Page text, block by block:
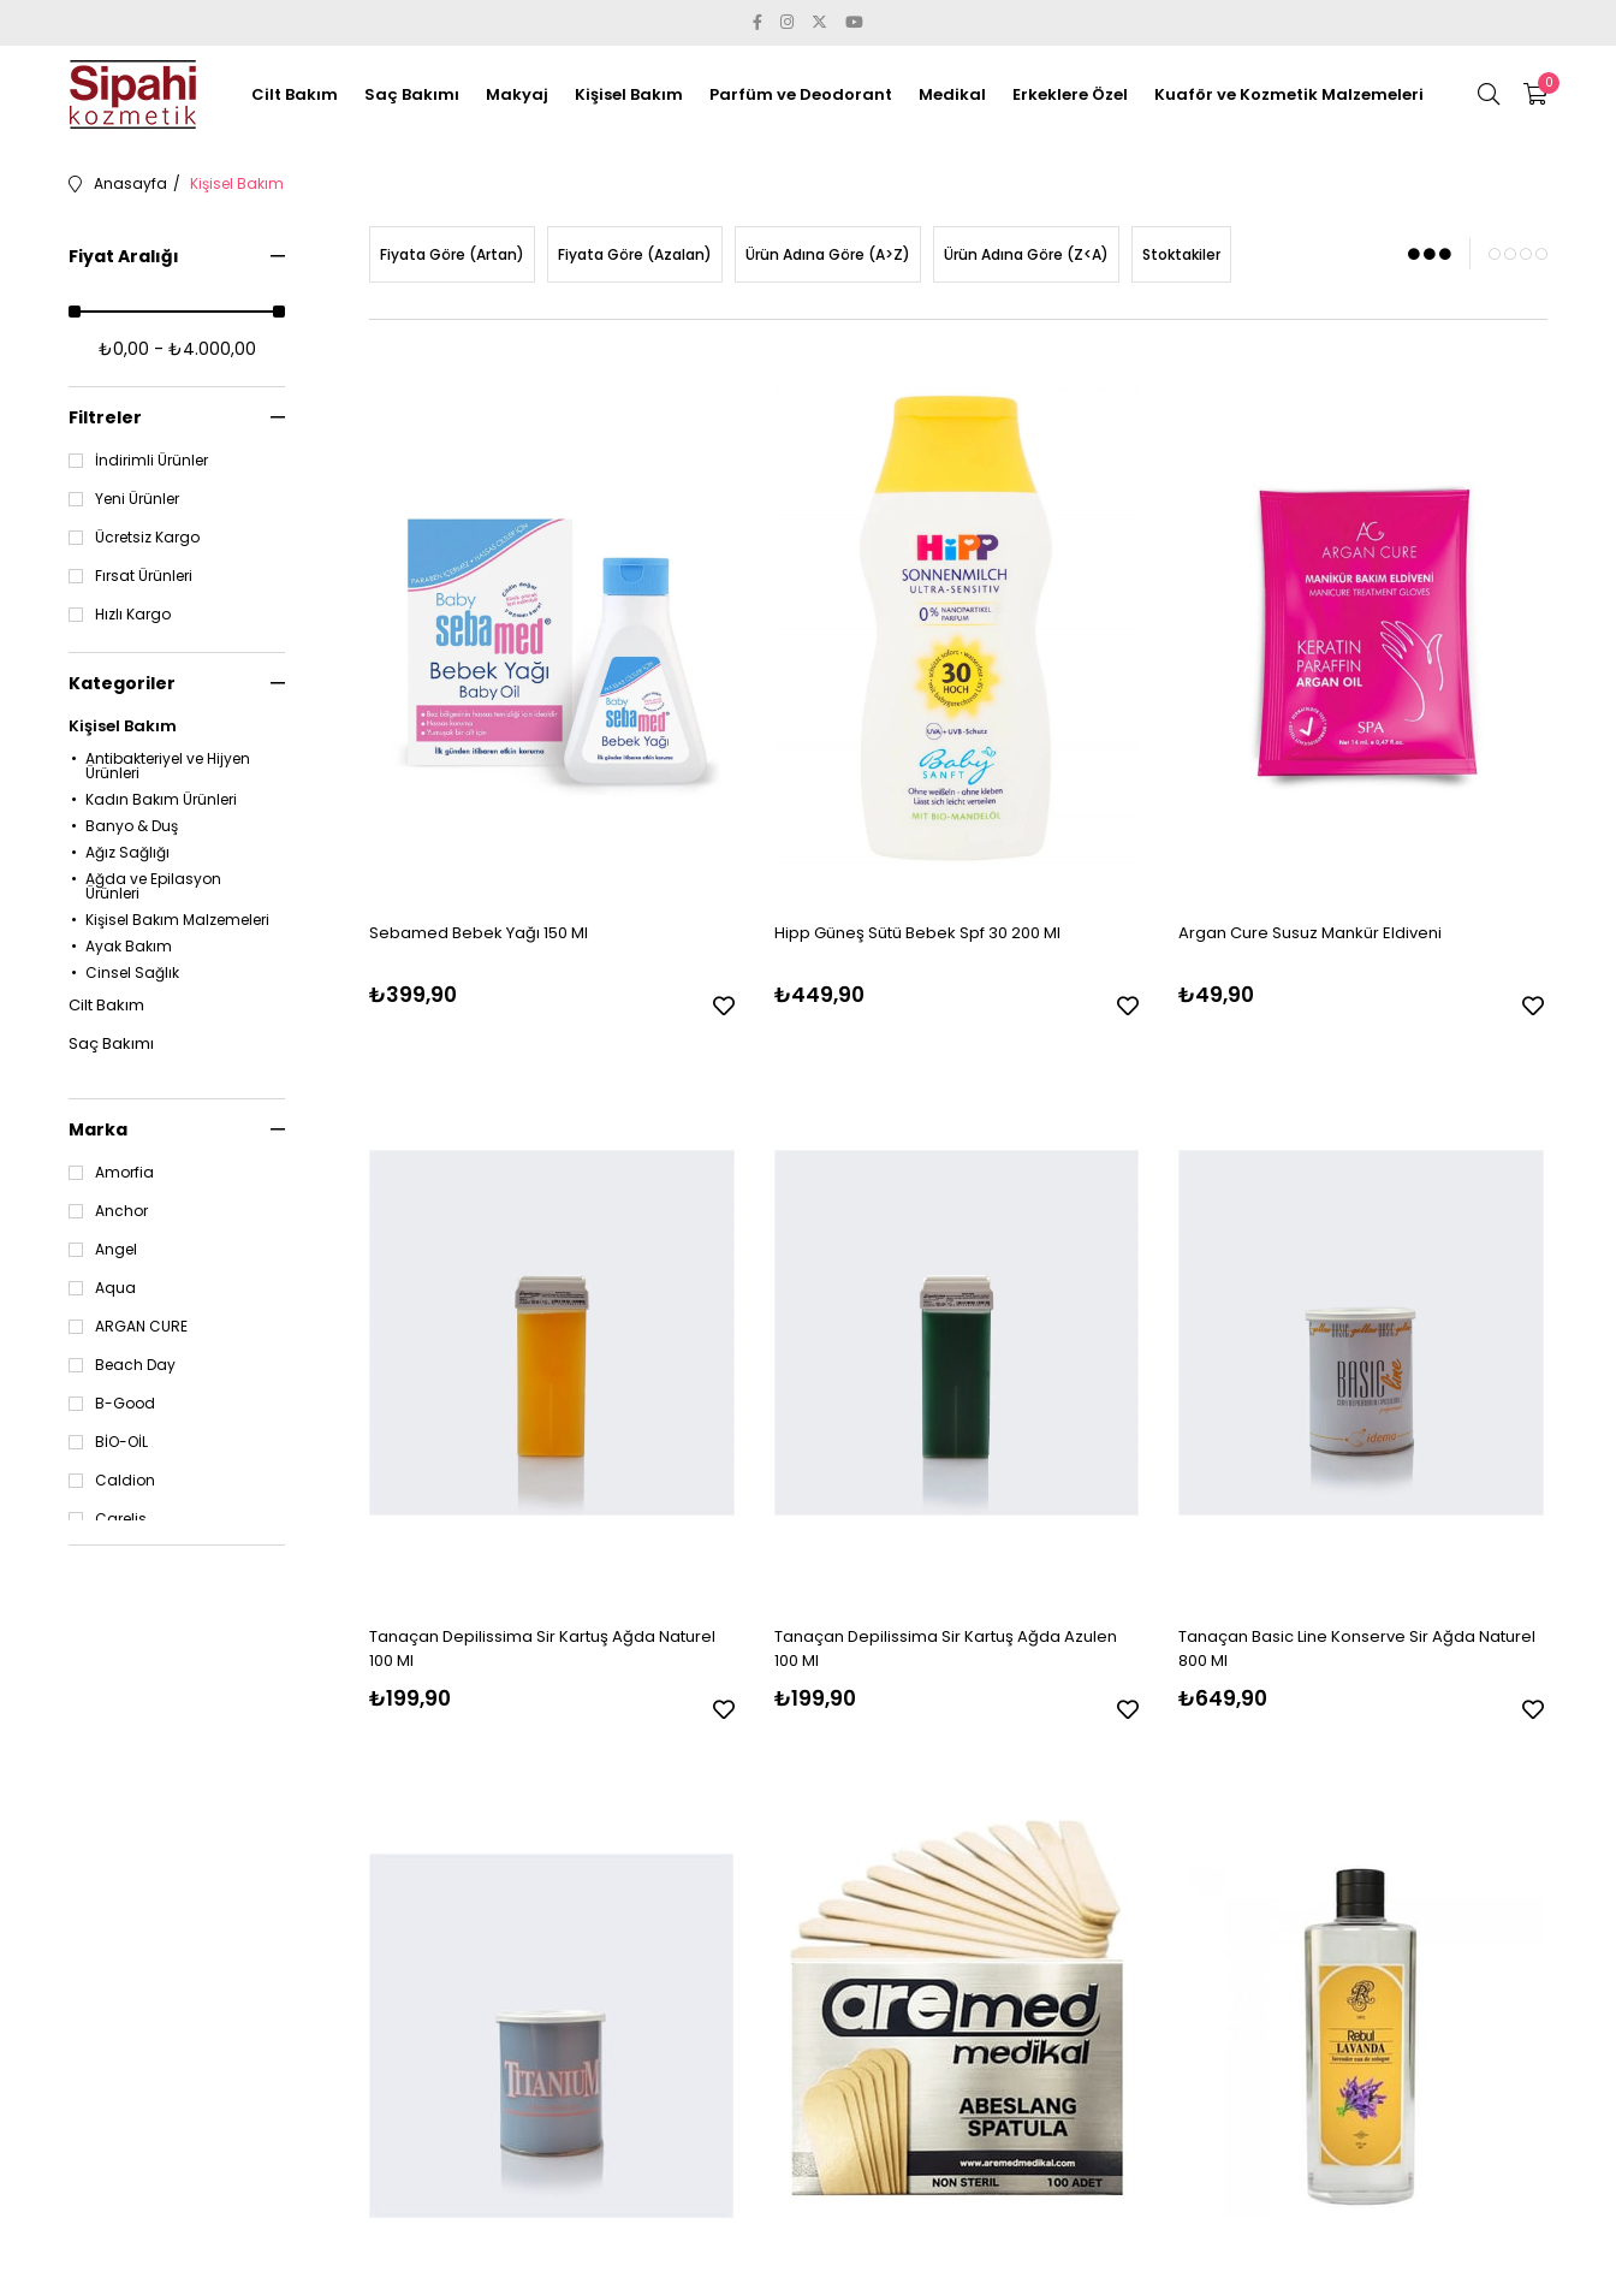
0
Cilt Bakım Saç Bakımı Makyaj Kişisel Bakım Parfüm ve Deodorant Medikal Erkeklere Özel Kuaför ve Kozmetik Malzemeleri
Anasayfa Kişisel Bakım
Fiyat Aralığı
₺0,00 - ₺4.000,00
Filtreler
İndirimli Ürünler
Yeni Ürünler
Ücretsiz Kargo
Fırsat Ürünleri
Hızlı Kargo
Kategoriler
Kişisel Bakım
Antibakteriyel ve Hijyen
Ürünleri
Kadın Bakım Ürünleri
Banyo & Duş
Ağız Sağlığı
Ağda ve Epilasyon
Ürünleri
Kişisel Bakım Malzemeleri
Ayak Bakım
Cinsel Sağlık
Cilt Bakım
Saç Bakımı
Parfüm ve Deodorant
Store
Crocs
Kuaför ve Kozmetik
Malzemeleri
Yeni Urun
Marka
Amorfia
Anchor
Angel
Aqua
ARGAN CURE
Beach Day
B-Good
BİO-OİL
Caldion
Carelis
Fiyata Göre (Artan) Fiyata Göre (Azalan) Ürün Adına Göre (A>Z) Ürün Adına Göre (Z<A) Stoktakiler
Sebamed Bebek Yağı 150 Ml
₺399,90
Hipp Güneş Sütü Bebek Spf 30 200 Ml
₺449,90
Argan Cure Susuz Mankür Eldiveni
₺49,90
Tanaçan Depilissima Sir Kartuş Ağda Naturel
100 Ml
₺199,90
Tanaçan Depilissima Sir Kartuş Ağda Azulen
100 Ml
₺199,90
Tanaçan Basic Line Konserve Sir Ağda Naturel
800 Ml
₺649,90